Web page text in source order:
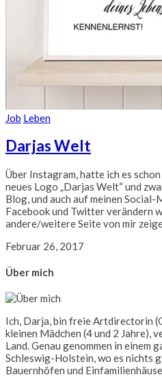
Job Leben
Darjas Welt
Über Instagram, hatte ich es
neues Logo „Darjas Welt“ und
Blog, und auch auf meinen
Facebook und Twitter verändern
andere/weitere Seite von mir
Februar 26, 2017
Über mich
Ich, Darja, bin freie Artdirectorin
kleinen Mädchen (4 und 2 Jahre),
Land. Genau genommen in einem
Schleswig-Holstein, wo es nichts
Bauernhöfen und